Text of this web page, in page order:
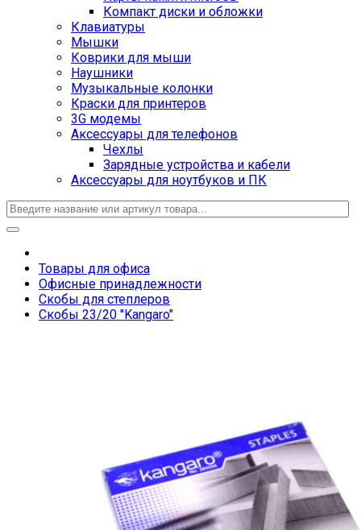
Компакт диски и обложки
Клавиатуры
Мышки
Коврики для мыши
Наушники
Музыкальные колонки
Краски для принтеров
3G модемы
Аксессуары для телефонов
Чехлы
Зарядные устройства и кабели
Аксессуары для ноутбуков и ПК
Товары для офиса
Офисные принадлежности
Скобы для степлеров
Скобы 23/20 "Kangaro"